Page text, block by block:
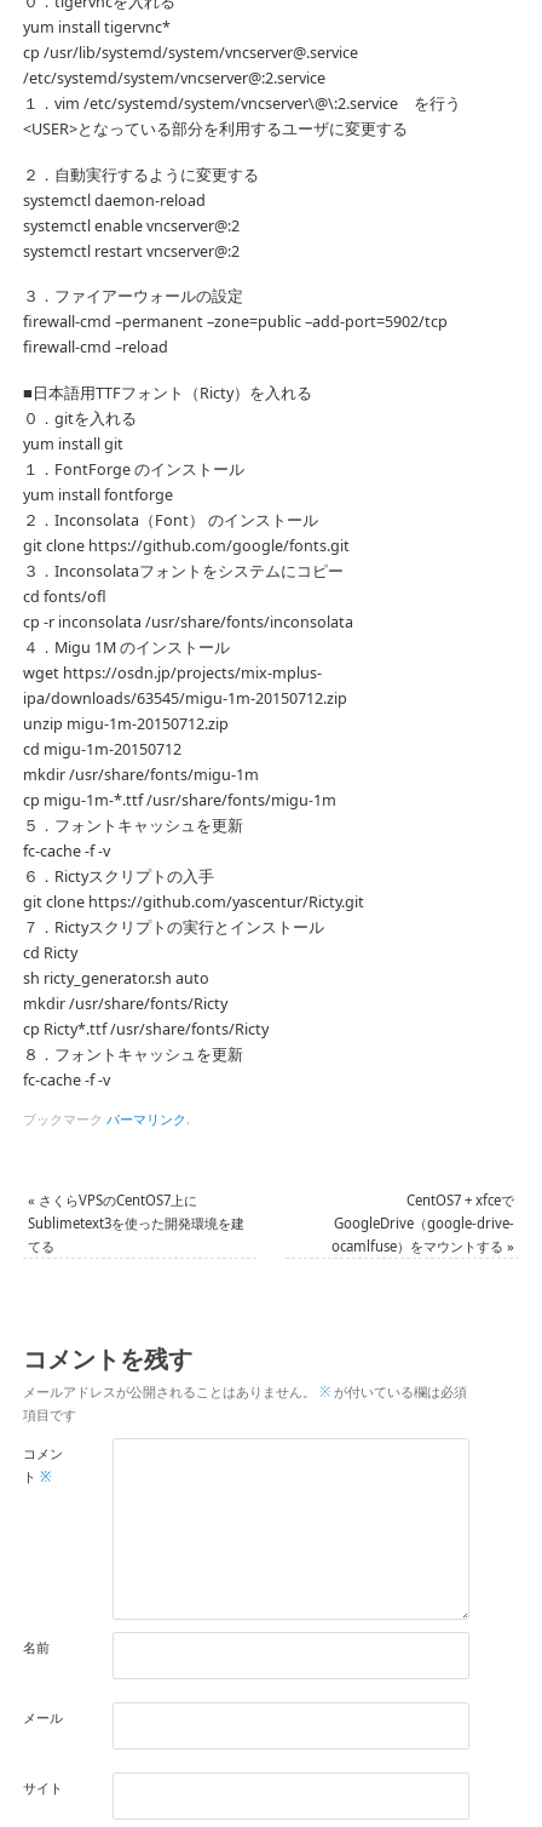
yum install tigervnc*
cp /usr/lib/systemd/system/vncserver@.service
/etc/systemd/system/vncserver@:2.service
１．vim /etc/systemd/system/vncserver\@\:2.service を行う
<USER>となっている部分を利用するユーザに変更する
２．自動実行するように変更する
systemctl daemon-reload
systemctl enable vncserver@:2
systemctl restart vncserver@:2
３．ファイアーウォールの設定
firewall-cmd –permanent –zone=public –add-port=5902/tcp
firewall-cmd –reload
■日本語用TTFフォント（Ricty）を入れる
０．gitを入れる
yum install git
１．FontForge のインストール
yum install fontforge
２．Inconsolata（Font） のインストール
git clone https://github.com/google/fonts.git
３．Inconsolataフォントをシステムにコピー
cd fonts/ofl
cp -r inconsolata /usr/share/fonts/inconsolata
４．Migu 1M のインストール
wget https://osdn.jp/projects/mix-mplus-
ipa/downloads/63545/migu-1m-20150712.zip
unzip migu-1m-20150712.zip
cd migu-1m-20150712
mkdir /usr/share/fonts/migu-1m
cp migu-1m-*.ttf /usr/share/fonts/migu-1m
５．フォントキャッシュを更新
fc-cache -f -v
６．Rictyスクリプトの入手
git clone https://github.com/yascentur/Ricty.git
７．Rictyスクリプトの実行とインストール
cd Ricty
sh ricty_generator.sh auto
mkdir /usr/share/fonts/Ricty
cp Ricty*.ttf /usr/share/fonts/Ricty
８．フォントキャッシュを更新
fc-cache -f -v
ブックマーク パーマリンク .
« さくらVPSのCentOS7上に
Sublimetext3を使った開発環境を建
てる
CentOS7 + xfceで
GoogleDrive（google-drive-
ocamlfuse）をマウントする»
コメントを残す
メールアドレスが公開されることはありません。 ※が付いている欄は必須
項目です
コメン
ト ※
名前
メール
サイト